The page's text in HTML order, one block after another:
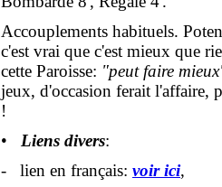
Accouplements habituels.
c'est vrai que c'est mieux que
cette Paroisse: "peut faire
jeux, d'occasion ferait l'affaire,
!
• Liens divers:
- lien en français: voir ici,